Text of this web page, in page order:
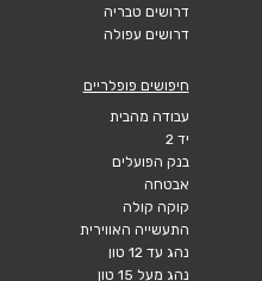
דרושים טבריה
דרושים עפולה
חיפושים פופלריים
עבודה מהבית
יד 2
בנק הפועלים
אבטחה
קוקה קולה
התעשייה האווירית
נהג עד 12 טון
נהג מעל 15 טון